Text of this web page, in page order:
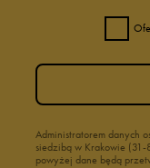
Administratorem danych
siedzibą w Krakowie
powyżej dane będą